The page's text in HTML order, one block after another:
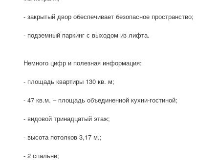
- закрытый двор обеспечивает безопасное пространство;
- подземный паркинг с выходом из лифта.
Немного цифр и полезная информация:
- площадь квартиры 130 кв. м;
- 47 кв.м. – площадь объединенной кухни-гостиной;
- видовой тринадцатый этаж;
- высота потолков 3,17 м.;
- 2 спальни;